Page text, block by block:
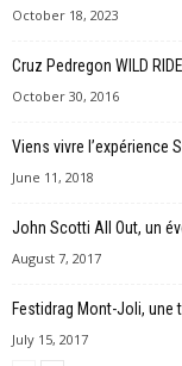
October 18, 2023
Cruz Pedregon WILD
October 30, 2016
Viens vivre l’expérience
June 11, 2018
John Scotti All Out, un
August 7, 2017
Festidrag Mont-Joli, une
July 15, 2017